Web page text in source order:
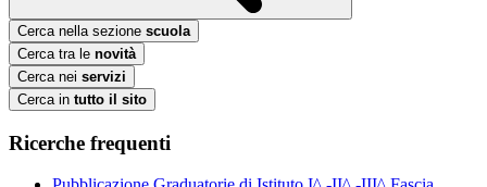
Cerca nella sezione scuola
Cerca tra le novità
Cerca nei servizi
Cerca in tutto il sito
Ricerche frequenti